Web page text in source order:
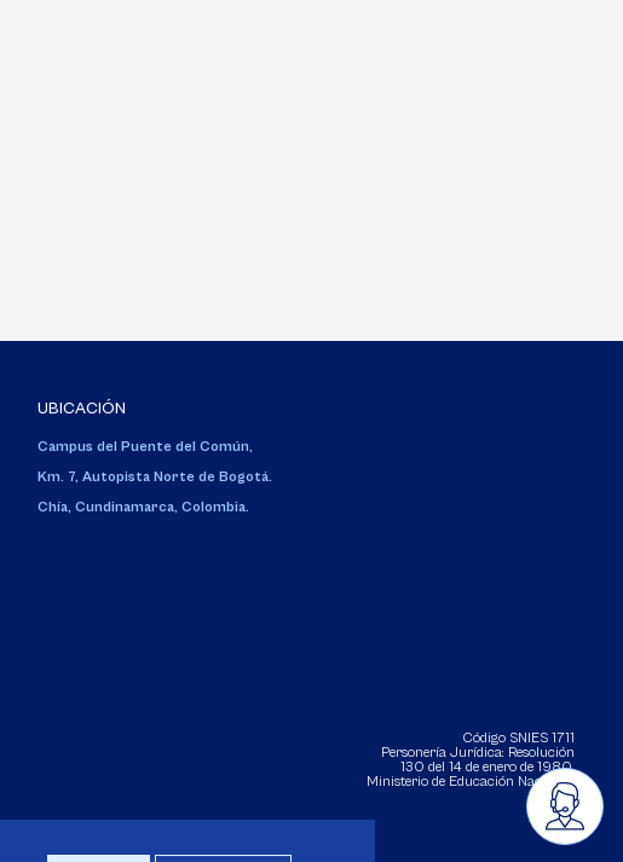
UBICACIÓN
Campus del Puente del Común,
Km. 7, Autopista Norte de Bogotá.
Chía, Cundinamarca, Colombia.
Código SNIES 1711
Personería Jurídica: Resolución
130 del 14 de enero de 1980.
Ministerio de Educación Nacional.